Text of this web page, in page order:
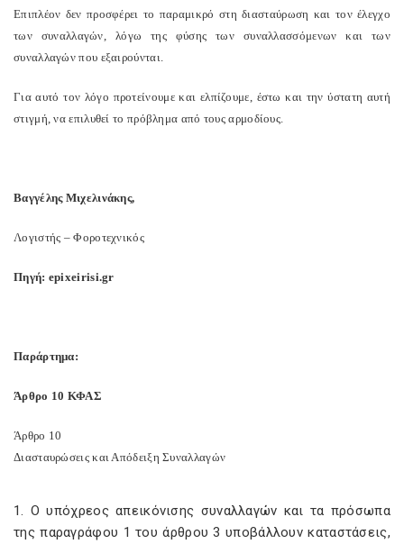
Επιπλέον δεν προσφέρει το παραμικρό στη διασταύρωση και τον έλεγχο
των συναλλαγών, λόγω της φύσης των συναλλασσόμενων και των
συναλλαγών που εξαιρούνται.
Για αυτό τον λόγο προτείνουμε και ελπίζουμε, έστω και την ύστατη αυτή
στιγμή, να επιλυθεί το πρόβλημα από τους αρμοδίους.
Βαγγέλης Μιχελινάκης,
Λογιστής – Φοροτεχνικός
Πηγή: epixeirisi.gr
Παράρτημα:
Άρθρο 10 ΚΦΑΣ
Άρθρο 10
Διασταυρώσεις και Απόδειξη Συναλλαγών
1. Ο υπόχρεος απεικόνισης συναλλαγών και τα πρόσωπα
της παραγράφου 1 του άρθρου 3 υποβάλλουν καταστάσεις,